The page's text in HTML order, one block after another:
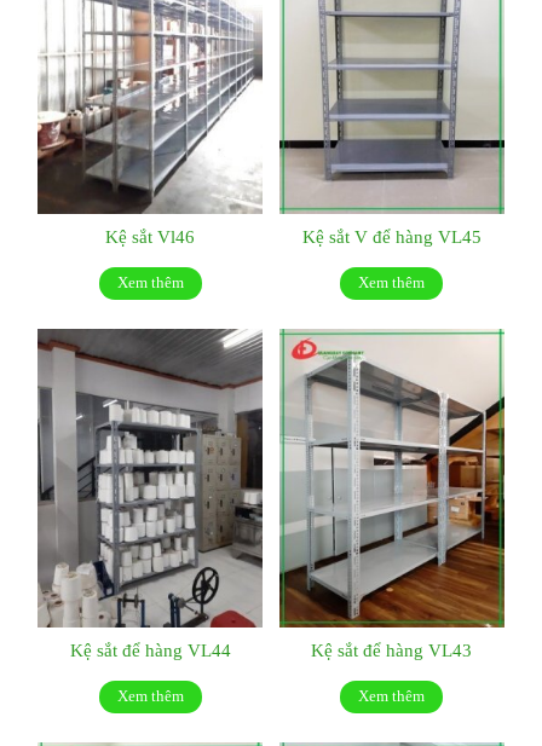
Kệ sắt Vl46
Xem thêm
Kệ sắt V để hàng VL45
Xem thêm
Kệ sắt để hàng VL44
Xem thêm
Kệ sắt để hàng VL43
Xem thêm